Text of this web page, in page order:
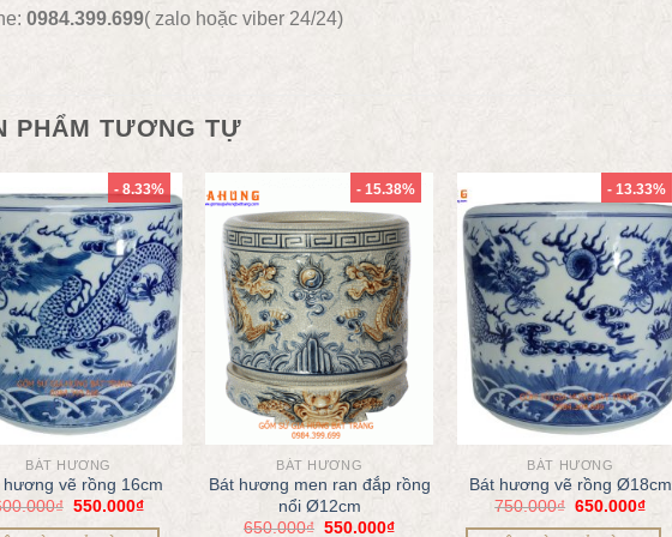
0984.399.699( zalo hoặc viber 24/24)
PHẨM TƯƠNG TỰ
- 8.33%
BÁT HƯƠNG
hương vẽ rồng 16cm
₫ 550.000₫
- 15.38%
BÁT HƯƠNG
Bát hương men ran đắp rồng
nổi Ø12cm
650.000₫ 550.000₫
- 13.33%
BÁT HƯƠNG
Bát hương vẽ rồng Ø18cm
750.000₫ 650.000₫